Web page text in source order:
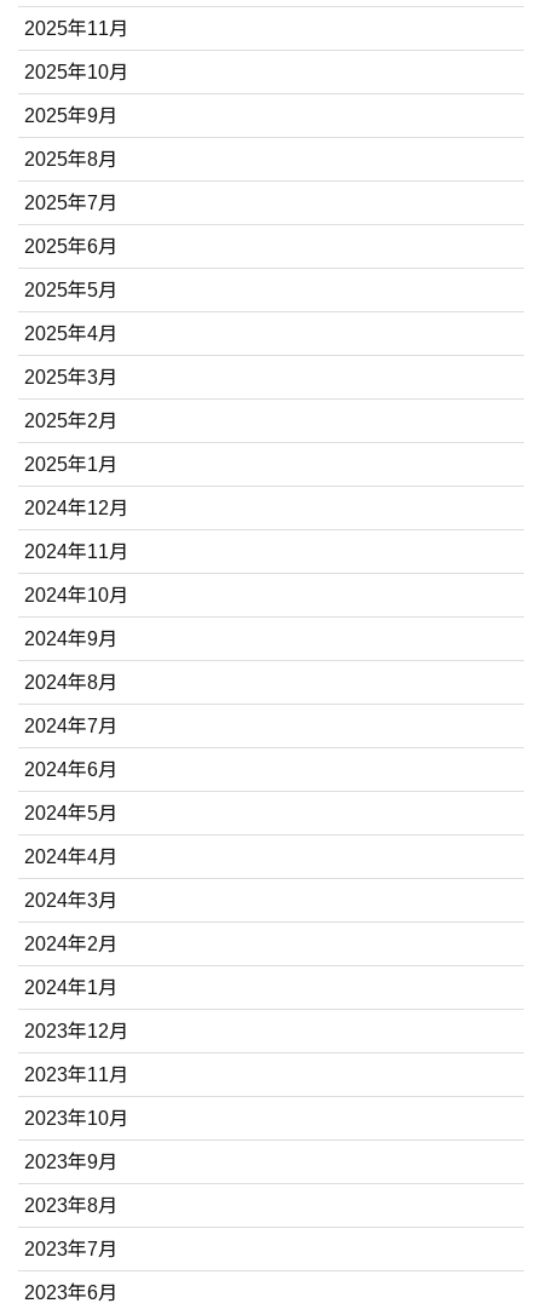
2025年11月
2025年10月
2025年9月
2025年8月
2025年7月
2025年6月
2025年5月
2025年4月
2025年3月
2025年2月
2025年1月
2024年12月
2024年11月
2024年10月
2024年9月
2024年8月
2024年7月
2024年6月
2024年5月
2024年4月
2024年3月
2024年2月
2024年1月
2023年12月
2023年11月
2023年10月
2023年9月
2023年8月
2023年7月
2023年6月